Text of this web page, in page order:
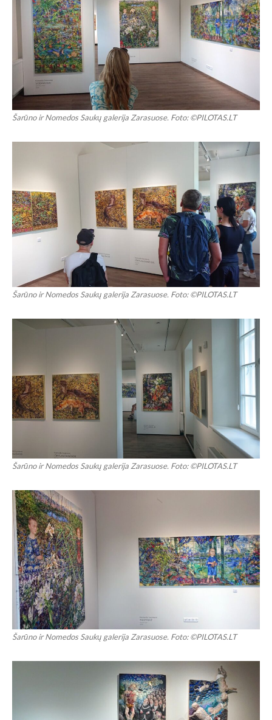
Šarūno ir Nomedos Saukų galerija Zarasuose. Foto: ©PILOTAS.LT
Šarūno ir Nomedos Saukų galerija Zarasuose. Foto: ©PILOTAS.LT
Šarūno ir Nomedos Saukų galerija Zarasuose. Foto: ©PILOTAS.LT
Šarūno ir Nomedos Saukų galerija Zarasuose. Foto: ©PILOTAS.LT